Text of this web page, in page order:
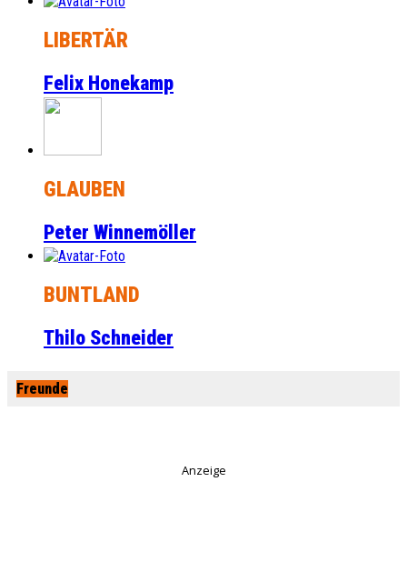
LIBERTÄR
Felix Honekamp
GLAUBEN
Peter Winnemöller
BUNTLAND
Thilo Schneider
Freunde
Anzeige